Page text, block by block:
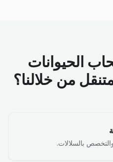
الحيوانات
من خلالنا؟
بالسلالات.